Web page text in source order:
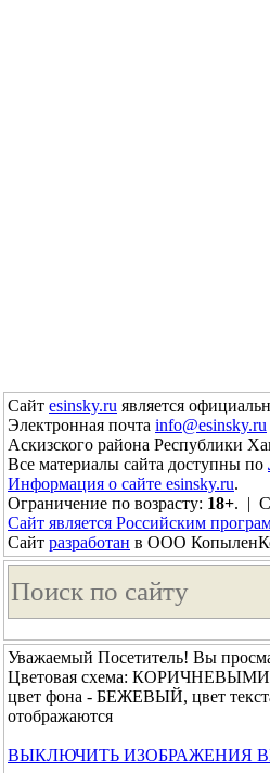
Сайт esinsky.ru является
Электронная почта info@esinsky.ru
Аскизского района Республики
Все материалы сайта доступны по
Информация о сайте esinsky.ru.
Ограничение по возрасту: 18+. |
Сайт является Российским
Сайт разработан в ООО
Уважаемый Посетитель! Вы
Цветовая схема:
цвет фона - БЕЖЕВЫЙ, цвет
отображаются
ВЫКЛЮЧИТЬ ИЗОБРАЖЕНИЯ